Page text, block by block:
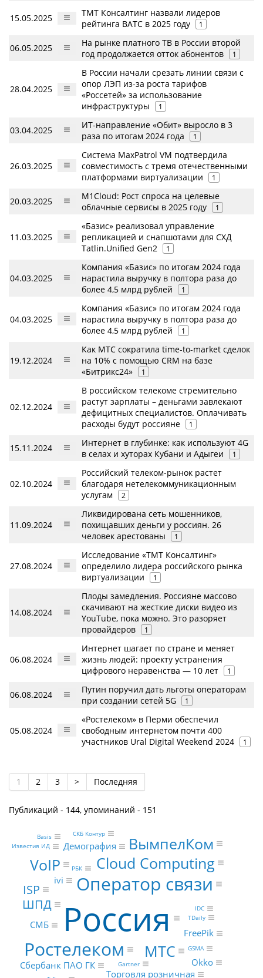
15.05.2025
ТМТ Консалтинг назвали лидеров
рейтинга ВАТС в 2025 году
1
06.05.2025
На рынке платного ТВ в России второй
год продолжается отток абонентов
1
28.04.2025
В России начали срезать линии связи с
опор ЛЭП из-за роста тарифов
«Россетей» за использование
инфраструктуры
1
03.04.2025
ИТ-направление «Обит» выросло в 3
раза по итогам 2024 года
1
26.03.2025
Система MaxPatrol VM подтвердила
совместимость с тремя отечественными
платформами виртуализации
1
20.03.2025
M1Cloud: Рост спроса на целевые
облачные сервисы в 2025 году
1
11.03.2025
«Базис» реализовал управление
репликацией и снапшотами для СХД
Tatlin.Unified Gen2
1
04.03.2025
Компания «Базис» по итогам 2024 года
нарастила выручку в полтора раза до
более 4,5 млрд рублей
1
04.03.2025
Компания «Базис» по итогам 2024 года
нарастила выручку в полтора раза до
более 4,5 млрд рублей
1
19.12.2024
Как МТС сократила time-to-market сделок
на 10% с помощью CRM на базе
«Битрикс24»
1
02.12.2024
В российском телекоме стремительно
растут зарплаты – деньгами завлекают
дефицитных специалистов. Оплачивать
расходы будут россияне
1
15.11.2024
Интернет в глубинке: как используют 4G
в селах и хуторах Кубани и Адыгеи
1
02.10.2024
Российский телеком-рынок растет
благодаря нетелекоммуникационным
услугам
2
11.09.2024
Ликвидирована сеть мошенников,
похищавших деньги у россиян. 26
человек арестованы
1
27.08.2024
Исследование «ТМТ Консалтинг»
определило лидера российского рынка
виртуализации
1
14.08.2024
Плоды замедления. Россияне массово
скачивают на жесткие диски видео из
YouTube, пока можно. Это разоряет
провайдеров
1
06.08.2024
Интернет шагает по стране и меняет
жизнь людей: проекту устранения
цифрового неравенства — 10 лет
1
06.08.2024
Путин поручил дать льготы операторам
при создании сетей 5G
1
05.08.2024
«Ростелеком» в Перми обеспечил
свободным интернетом почти 400
участников Ural Digital Weekend 2024
1
1 2 3 > Последняя
Публикаций - 144, упоминаний - 151
Россия
Оператор связи
Ростелеком МТС
Cloud Computing
VoIP
ВымпелКом
ISP
ШПД
Сбербанк ПАО ГК
СМБ
Торговля розничная
Демография
FreePik
ivi
Okko
GSMA
Известия ИД
РБК
TDaily
IDC
Gartner
Basis СКБ Контур